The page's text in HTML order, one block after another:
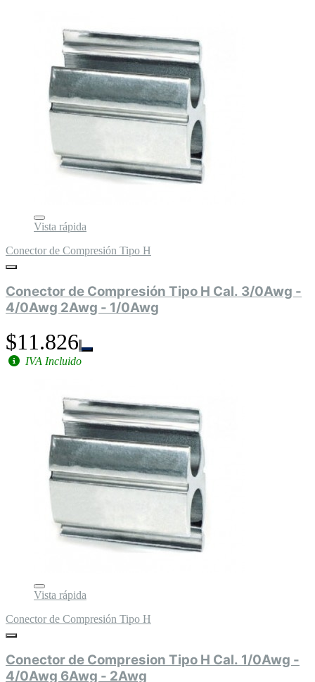
Vista rápida
Conector de Compresión Tipo H
Conector de Compresión Tipo H Cal. 3/0Awg -
4/0Awg 2Awg - 1/0Awg
$11.826
IVA Incluido
Vista rápida
Conector de Compresión Tipo H
Conector de Compresion Tipo H Cal. 1/0Awg -
4/0Awg 6Awg - 2Awg